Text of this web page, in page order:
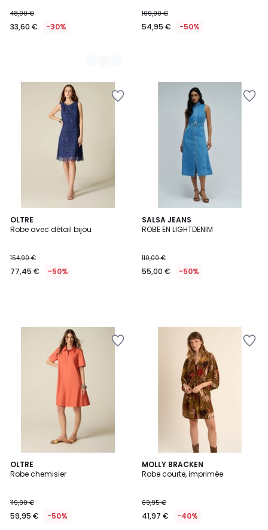
48,00 €
33,60 € -30%
109,90 €
54,95 € -50%
OLTRE
Robe avec détail bijou
154,90 €
77,45 € -50%
SALSA JEANS
ROBE EN LIGHTDENIM
110,00 €
55,00 € -50%
OLTRE
Robe chemisier
119,90 €
59,95 € -50%
MOLLY BRACKEN
Robe courte, imprimée
69,95 €
41,97 € -40%